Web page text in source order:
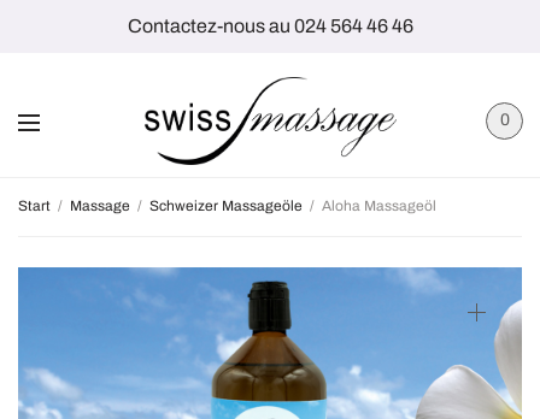
Contactez-nous au 024 564 46 46
0
Start / Massage / Schweizer Massageöle / Aloha Massageöl